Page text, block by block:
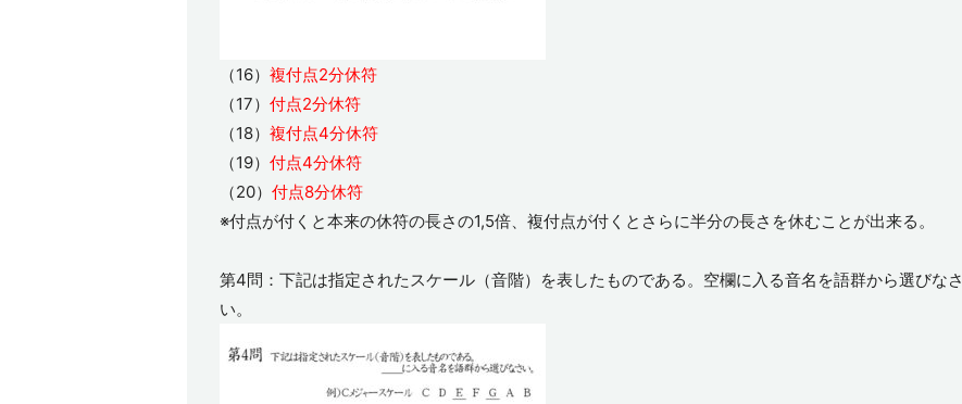
（16） 複付点2分休符
（17） 付点2分休符
（18） 複付点4分休符
（19） 付点4分休符
（20） 付点8分休符
※付点が付くと本来の休符の長さの1,5倍、複付点が付くとさらに半分の長さを休むことが出来る。
第4問：下記は指定されたスケール（音階）を表したものである。空欄に入る音名を語群から選びなさ
い。